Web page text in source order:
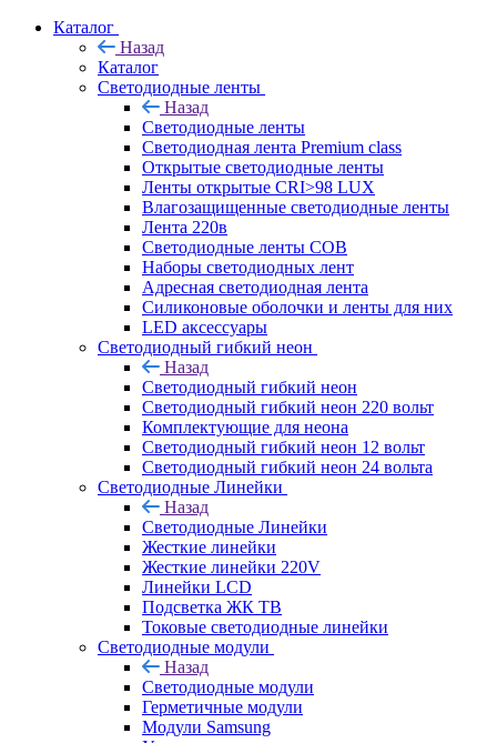
Каталог
Назад
Каталог
Светодиодные ленты
Назад
Светодиодные ленты
Светодиодная лента Premium class
Открытые светодиодные ленты
Ленты открытые CRI>98 LUX
Влагозащищенные светодиодные ленты
Лента 220в
Светодиодные ленты COB
Наборы светодиодных лент
Адресная светодиодная лента
Силиконовые оболочки и ленты для них
LED аксессуары
Светодиодный гибкий неон
Назад
Светодиодный гибкий неон
Светодиодный гибкий неон 220 вольт
Комплектующие для неона
Светодиодный гибкий неон 12 вольт
Светодиодный гибкий неон 24 вольта
Светодиодные Линейки
Назад
Светодиодные Линейки
Жесткие линейки
Жесткие линейки 220V
Линейки LCD
Подсветка ЖК ТВ
Токовые светодиодные линейки
Светодиодные модули
Назад
Светодиодные модули
Герметичные модули
Модули Samsung